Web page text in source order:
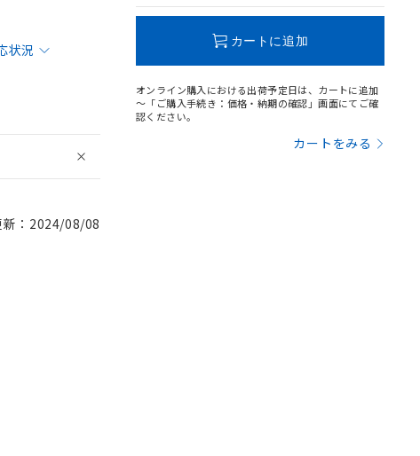
状況
新：2024/08/08
カートに追加
オンライン購入における出荷予定日は、カートに追加
～「ご購入手続き：価格・納期の確認」画面にてご確
認ください。
カートをみる